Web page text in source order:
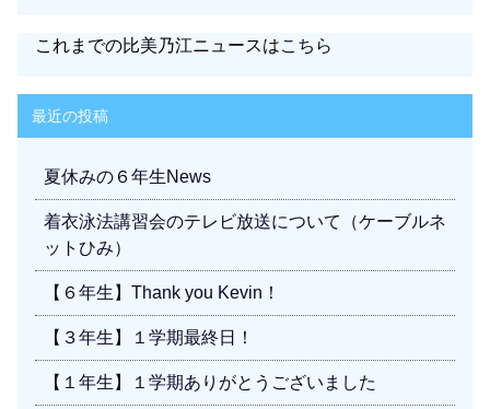
これまでの比美乃江ニュースはこちら
最近の投稿
夏休みの６年生News
着衣泳法講習会のテレビ放送について（ケーブルネ
ットひみ）
【６年生】Thank you Kevin！
【３年生】１学期最終日！
【１年生】１学期ありがとうございました